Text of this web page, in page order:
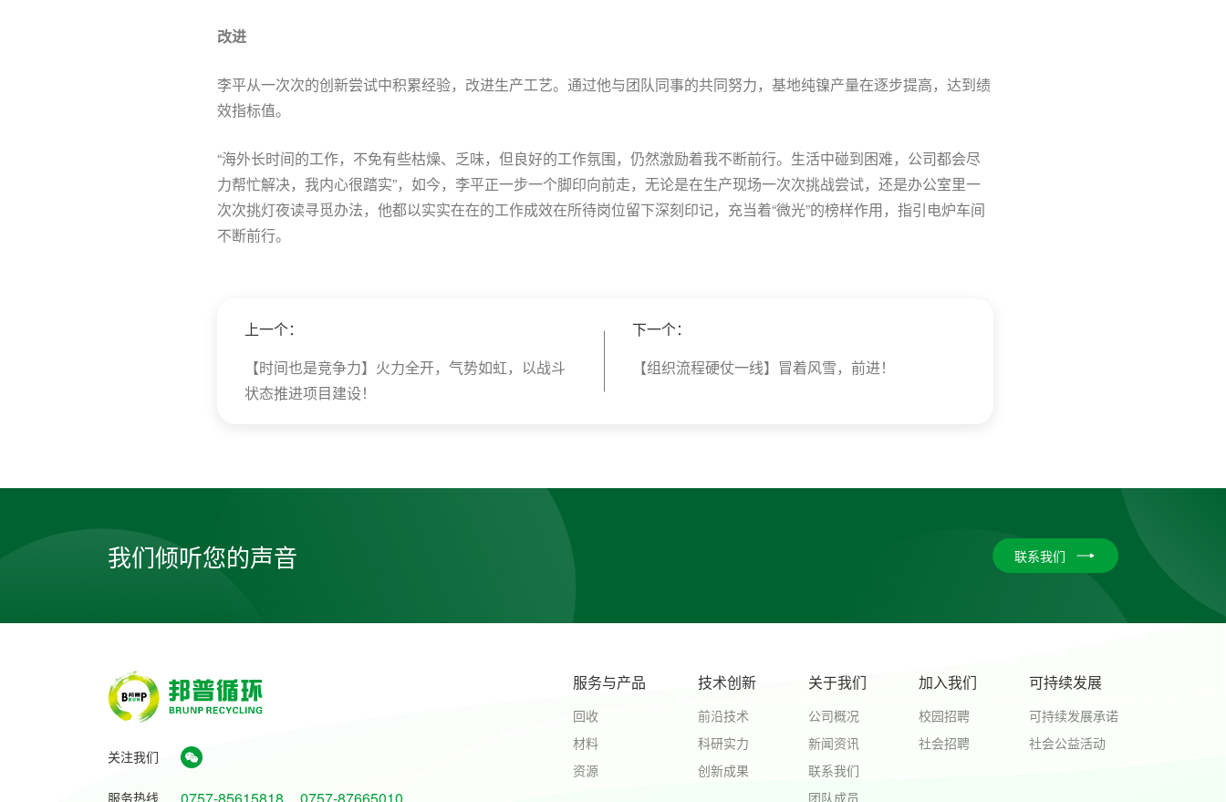
改进
李平从一次次的创新尝试中积累经验，改进生产工艺。通过他与团队同事的共同努力，基地纯镍产量在逐步提高，达到绩
效指标值。
“海外长时间的工作，不免有些枯燥、乏味，但良好的工作氛围，仍然激励着我不断前行。生活中碰到困难，公司都会尽
力帮忙解决，我内心很踏实”，如今，李平正一步一个脚印向前走，无论是在生产现场一次次挑战尝试，还是办公室里一
次次挑灯夜读寻觅办法，他都以实实在在的工作成效在所待岗位留下深刻印记，充当着“微光”的榜样作用，指引电炉车间
不断前行。
上一个：
【时间也是竞争力】火力全开，气势如虹，以战斗
状态推进项目建设！
下一个：
【组织流程硬仗一线】冒着风雪，前进！
我们倾听您的声音 联系我们
关注我们
服务热线
服务与产品
回收
材料
资源
技术创新
前沿技术
科研实力
创新成果
关于我们
公司概况
新闻资讯
联系我们
团队成员
加入我们
校园招聘
社会招聘
可持续发展
可持续发展承诺
社会公益活动